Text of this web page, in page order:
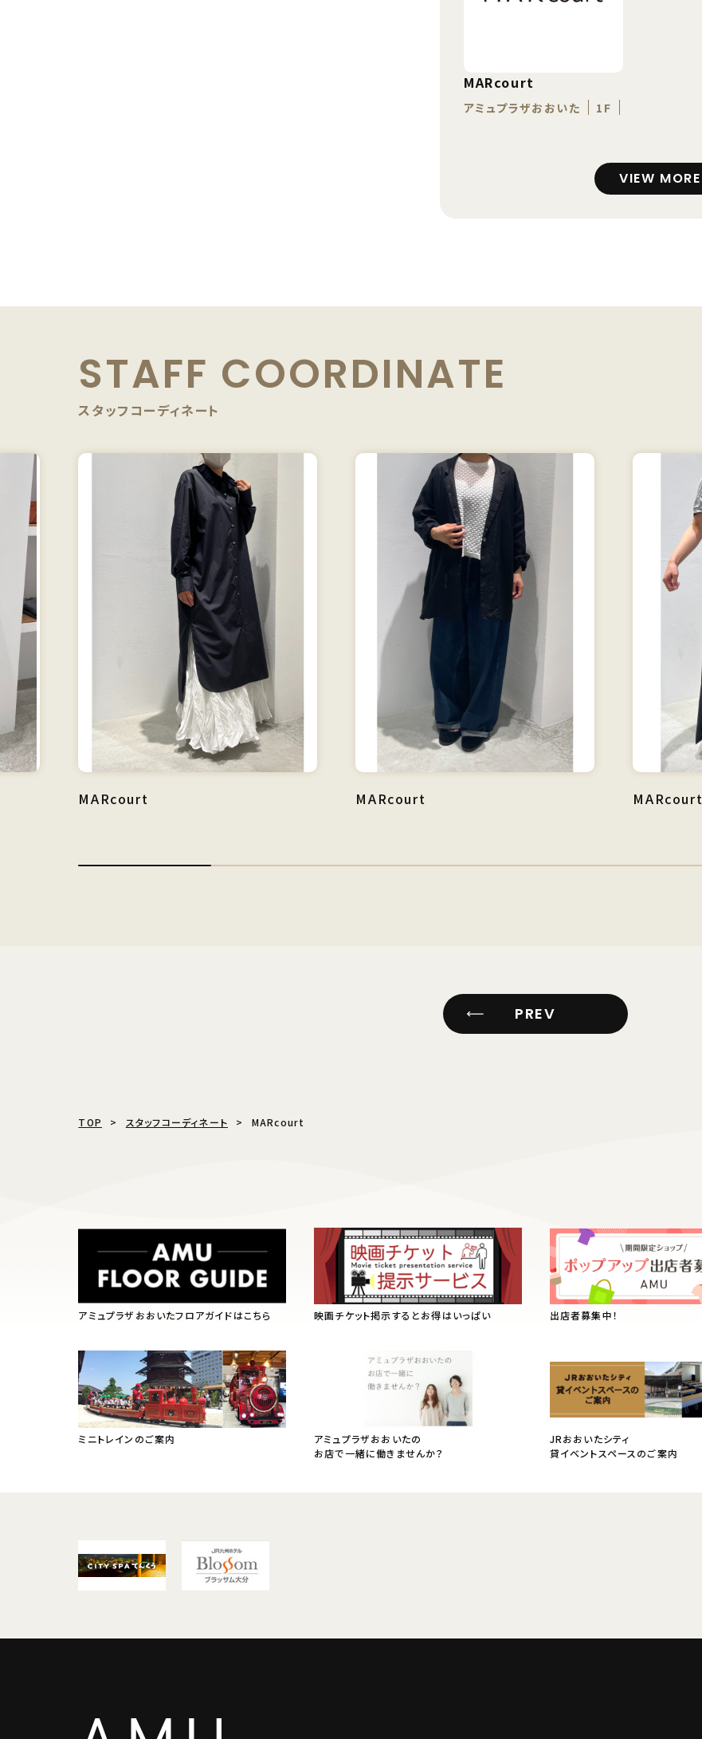
MARcourt
アミュプラザおおいた 1F
VIEW MORE
STAFF COORDINATE
スタッフコーディネート
MARcourt MARcourt MARcourt
PREV
TOP スタッフコーディネート MARcourt
アミュプラザおおいたフロアガイドはこちら 映画チケット掲示するとお得はいっぱい 出店者募集中！
ミニトレインのご案内
アミュプラザおおいたの
お店で一緒に働きませんか？
JRおおいたシティ
貸イベントスペースのご案内